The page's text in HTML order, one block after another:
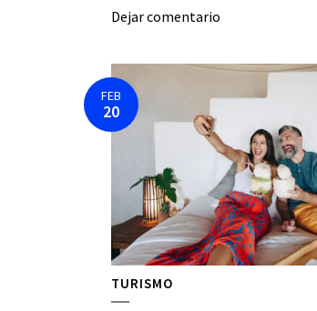
Dejar comentario
FEB
20
TURISMO